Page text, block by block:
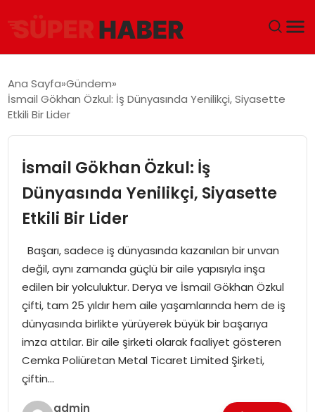
GÜNDEM
EKONOMI
MAGAZIN
SAĞLIK
SIYASET
SPOR
TEKNOLOJI
Ana Sayfa Gündem
İsmail Gökhan Özkul: İş Dünyasında Yenilikçi, Siyasette
Etkili Bir Lider
İsmail Gökhan Özkul: İş
Dünyasında Yenilikçi, Siyasette
Etkili Bir Lider
Başarı, sadece iş dünyasında kazanılan bir unvan
değil, aynı zamanda güçlü bir aile yapısıyla inşa
edilen bir yolculuktur. Derya ve İsmail Gökhan Özkul
çifti, tam 25 yıldır hem aile yaşamlarında hem de iş
dünyasında birlikte yürüyerek büyük bir başarıya
imza attılar. Bir aile şirketi olarak faaliyet gösteren
Cemka Poliüretan Metal Ticaret Limited Şirketi,
çiftin…
admin